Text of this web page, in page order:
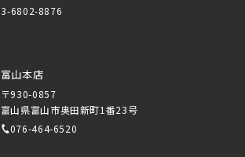
6802-8876
富山本店
〒930-0857
富山県富山市奥田新町1番23号
076-464-6520